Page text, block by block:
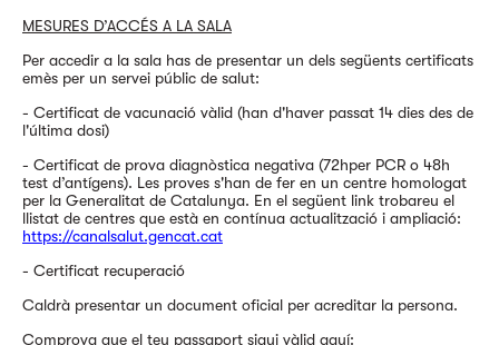
MESURES D’ACCÉS A LA SALA
Per accedir a la sala has de presentar un dels següents certificats
emès per un servei públic de salut:
- Certificat de vacunació vàlid (han d'haver passat 14 dies des de
l'última dosi)
- Certificat de prova diagnòstica negativa (72hper PCR o 48h
test d’antígens). Les proves s'han de fer en un centre homologat
per la Generalitat de Catalunya. En el següent link trobareu el
llistat de centres que està en contínua actualització i ampliació:
https://canalsalut.gencat.cat
- Certificat recuperació
Caldrà presentar un document oficial per acreditar la persona.
Comprova que el teu passaport sigui vàlid aquí: